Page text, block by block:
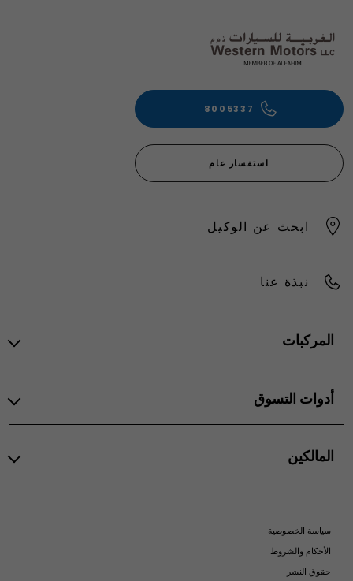
8005337
استفسار عام
ابحث عن الوكيل
نبذة عنا
المركبات
فيات بروفيشنال
دوكاتو
أدوات التسوق
استفسار عام
نبذة عنا
المالكين
دليل المالك
موبار الشرق الأوسط
سياسة الخصوصية
الأحكام والشروط
حقوق النشر